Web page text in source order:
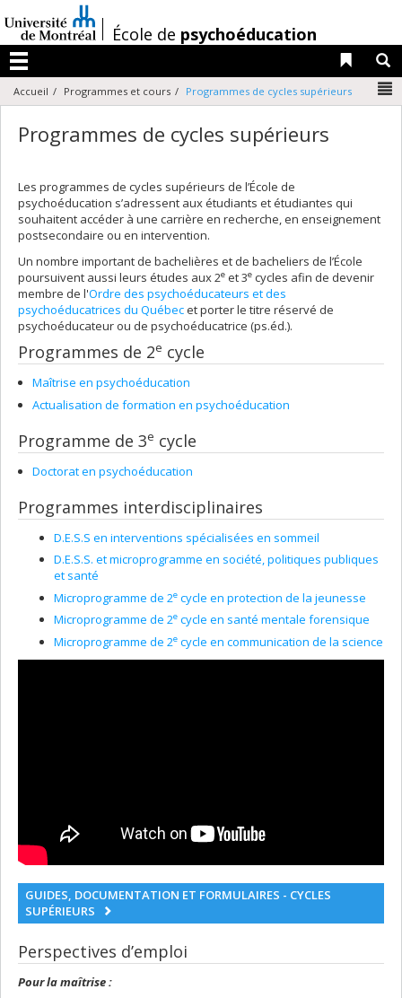
au
contenu
/École de psychoéducation
Menu
Liens
Accueil Programmes et cours Programmes de cycles supérieurs
Programmes de cycles supérieurs
Les programmes de cycles supérieurs de l’École de
psychoéducation s’adressent aux étudiants et étudiantes qui
souhaitent accéder à une carrière en recherche, en enseignement
postsecondaire ou en intervention.
Un nombre important de bachelières et de bacheliers de l’École
poursuivent aussi leurs études aux 2e et 3e cycles afin de devenir
membre de l'Ordre des psychoéducateurs et des
psychoéducatrices du Québecet porter le titre réservé de
psychoéducateur ou de psychoéducatrice (ps.éd.).
Programmes de 2e cycle
Maîtrise en psychoéducation
Actualisation de formation en psychoéducation
Programme de 3e cycle
Doctorat en psychoéducation
Programmes interdisciplinaires
D.E.S.S en interventions spécialisées en sommeil
D.E.S.S. et microprogramme en société, politiques publiques
et santé
Microprogramme de 2e cycle en protection de la jeunesse
Microprogramme de 2e cycle en santé mentale forensique
Microprogramme de 2e cycle en communication de la science
GUIDES, DOCUMENTATION ET FORMULAIRES - CYCLES
SUPÉRIEURS
Perspectives d’emploi
Pour la maîtrise :